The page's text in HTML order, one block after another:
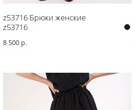
z53716 Брюки женские
z53716
8 500 р.